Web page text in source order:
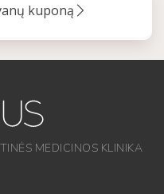
kuponą
MEDICINOS KLINIKA